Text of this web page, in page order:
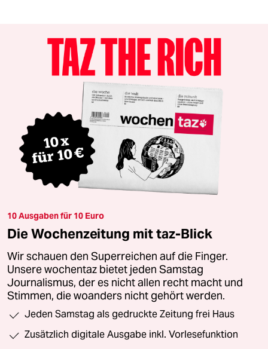
10 Ausgaben für 10 Euro
Die Wochenzeitung mit taz-Blick
Wir schauen den Superreichen auf die Finger.
Unsere wochentaz bietet jeden Samstag
Journalismus, der es nicht allen recht macht und
Stimmen, die woanders nicht gehört werden.
Jeden Samstag als gedruckte Zeitung frei Haus
Zusätzlich digitale Ausgabe inkl. Vorlesefunktion